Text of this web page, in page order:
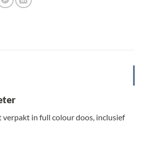
verpakt in full colour doos, inclusief